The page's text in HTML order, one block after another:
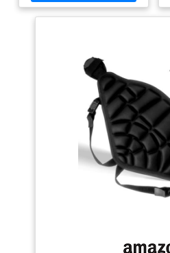
Légères, résistantes aux
à pied, Ski...) sans
compromettre la qualité optique.
【Conception de colis
sécurisé】- Nos lunettes de
soleil ont un cadre ergonomique
qui maintient le visage sans
glissement, même lors
d'exercices intenses. Vue large
et sécurité optimale. 【Ultra
léger et confortable】- Lunettes
de soleil homme sport, légères
(en grammes si possible),
faciles à porter pendant de
longues périodes sans
pour les petits aventuriers!